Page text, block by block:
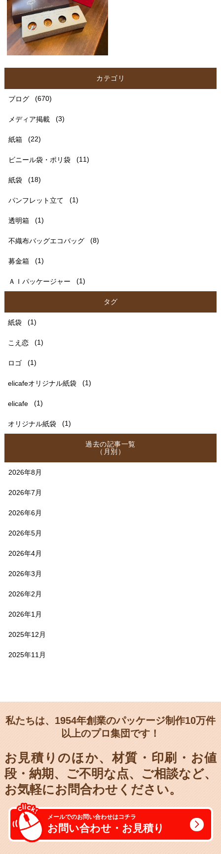
カテゴリ
ブログ (670)
メディア掲載 (3)
紙箱 (22)
ビニール袋・ポリ袋 (11)
紙袋 (18)
パンフレット立て (1)
透明箱 (1)
不織布バッグエコバッグ (8)
募金箱 (1)
ＡＩパッケージャー (1)
タグ
紙袋 (1)
こえ恋 (1)
ロゴ (1)
elicafeオリジナル紙袋 (1)
elicafe (1)
オリジナル紙袋 (1)
過去の記事一覧
（月別）
2026年8月
2026年7月
2026年6月
2026年5月
2026年4月
2026年3月
2026年2月
2026年1月
2025年12月
2025年11月
私たちは、1954年創業のパッケージ制作10万件
以上のプロ集団です！
お見積りのほか、材質・印刷・お値
段・納期、
ご不明な点、ご相談など、
お気軽にお問合わせください。
メールでのお問い合わせはコチラ
お問い合わせ・お見積り